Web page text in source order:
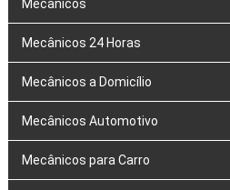
Mecânicos
Mecânicos 24 Horas
Mecânicos a Domicílio
Mecânicos Automotivo
Mecânicos para Carro